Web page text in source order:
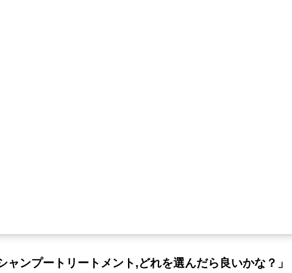
ャンプートリートメント,どれを選んだら良いかな？」